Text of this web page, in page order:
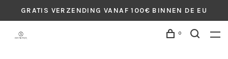
GRATIS VERZENDING VANAF 100€ BINNEN DE EU
0